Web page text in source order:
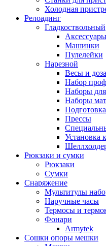
Холодная
Релоадинг
Гладкоствольный
Аксессуары
Машинки
Пулелейки
Нарезной
Весы и
Набор
Наборы
Наборы
Прессы
Установка
Рюкзаки и сумки
Рюкзаки
Сумки
Снаряжение
Мультитулы
Наручные часы
Термосы и
Фонари
Armytek
Сошки опоры мешки